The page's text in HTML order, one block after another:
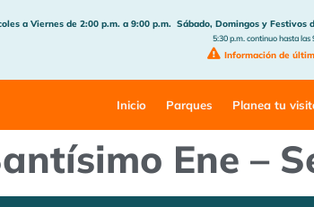
a Viernes de 2:00 p.m. a 9:00 p.m. Sábado, Domingos y Festivos
5:30 p.m. continuo hasta las
Información de
Inicio Parques Planea tu
Ene –